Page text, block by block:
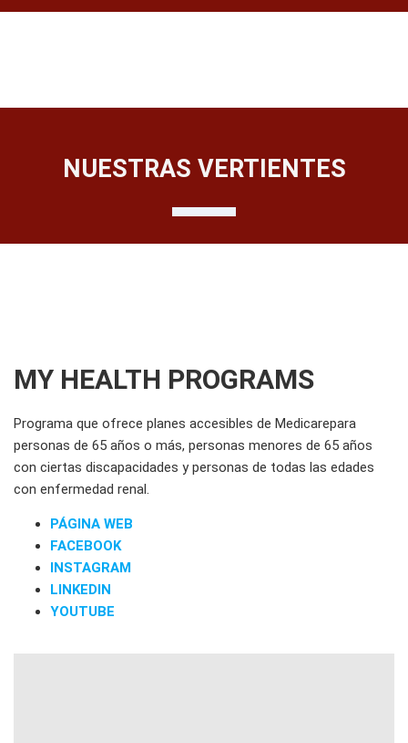
NUESTRAS VERTIENTES
MY HEALTH PROGRAMS
Programa que ofrece planes accesibles de Medicarepara
personas de 65 años o más, personas menores de 65 años
con ciertas discapacidades y personas de todas las edades
con enfermedad renal.
PÁGINA WEB
FACEBOOK
INSTAGRAM
LINKEDIN
YOUTUBE